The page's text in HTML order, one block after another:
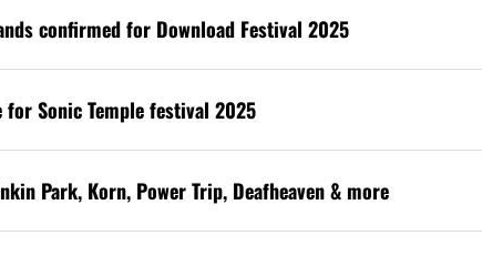
confirmed for Download Festival 2025
Sonic Temple festival 2025
Park, Korn, Power Trip, Deafheaven & more